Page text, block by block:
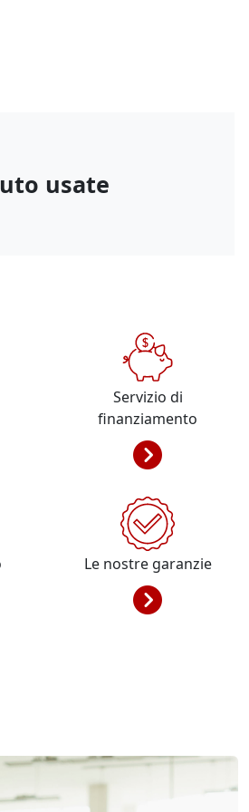
usate
Servizio di
finanziamento
Le nostre garanzie